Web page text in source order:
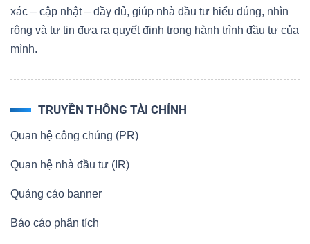
xác – cập nhật – đầy đủ, giúp nhà đầu tư hiểu đúng, nhìn
rộng và tự tin đưa ra quyết định trong hành trình đầu tư của
mình.
TRUYỀN THÔNG TÀI CHÍNH
Quan hệ công chúng (PR)
Quan hệ nhà đầu tư (IR)
Quảng cáo banner
Báo cáo phân tích